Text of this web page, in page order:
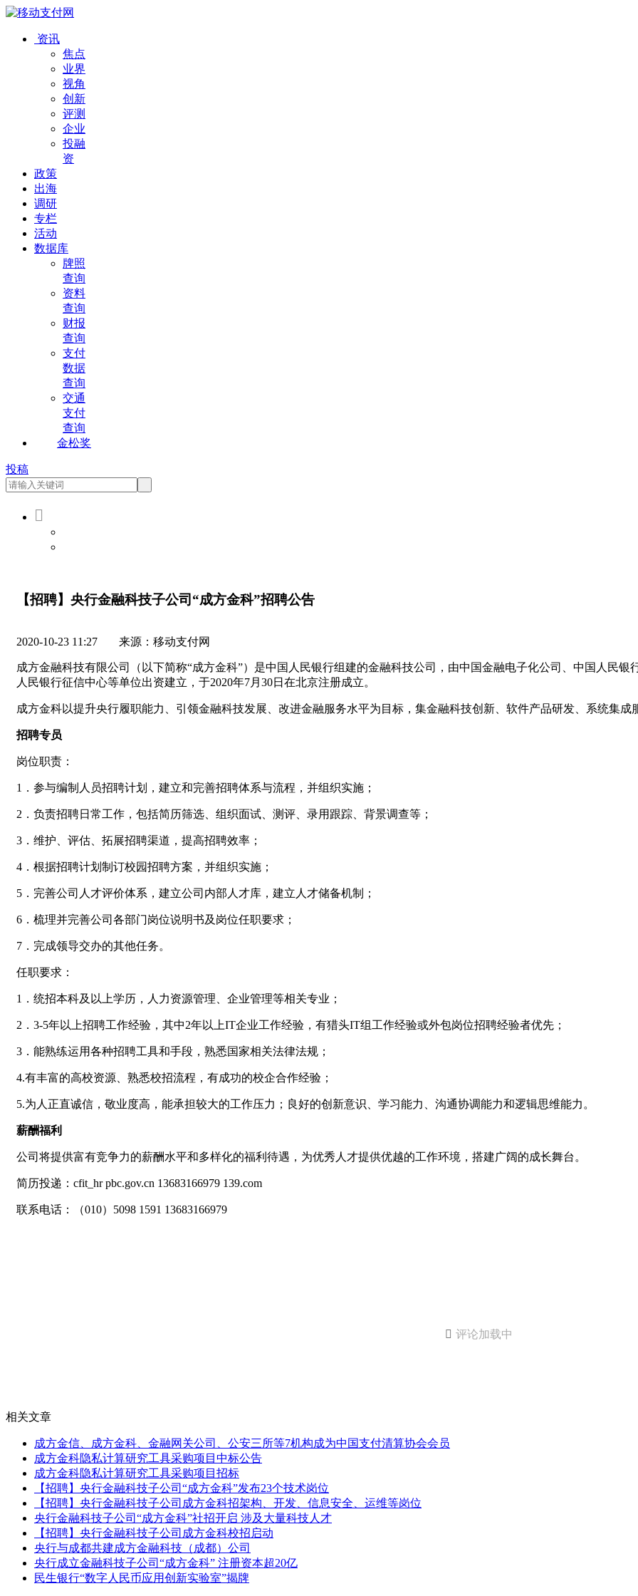
资讯
焦点
业界
视角
创新
评测
企业
投融
资
政策
出海
调研
专栏
活动
数据库
牌照
查询
资料
查询
财报
查询
支付
数据
查询
交通
支付
查询
金松奖
投稿

【招聘】央行金融科技子公司“成方金科”招聘公告
2020-10-23 11:27 来源：移动支付网
成方金融科技有限公司（以下简称“成方金科”）是中国人民银行组建的金融科技公司，由中国金融电子化公司、中国人民
人民银行征信中心等单位出资建立，于2020年7月30日在北京注册成立。
成方金科以提升央行履职能力、引领金融科技发展、改进金融服务水平为目标，集金融科技创新、软件产品研发、系统集成
招聘专员
岗位职责：
1．参与编制人员招聘计划，建立和完善招聘体系与流程，并组织实施；
2．负责招聘日常工作，包括简历筛选、组织面试、测评、录用跟踪、背景调查等；
3．维护、评估、拓展招聘渠道，提高招聘效率；
4．根据招聘计划制订校园招聘方案，并组织实施；
5．完善公司人才评价体系，建立公司内部人才库，建立人才储备机制；
6．梳理并完善公司各部门岗位说明书及岗位任职要求；
7．完成领导交办的其他任务。
任职要求：
1．统招本科及以上学历，人力资源管理、企业管理等相关专业；
2．3-5年以上招聘工作经验，其中2年以上IT企业工作经验，有猎头IT组工作经验或外包岗位招聘经验者优先；
3．能熟练运用各种招聘工具和手段，熟悉国家相关法律法规；
4.有丰富的高校资源、熟悉校招流程，有成功的校企合作经验；
5.为人正直诚信，敬业度高，能承担较大的工作压力；良好的创新意识、学习能力、沟通协调能力和逻辑思维能力。
薪酬福利
公司将提供富有竞争力的薪酬水平和多样化的福利待遇，为优秀人才提供优越的工作环境，搭建广阔的成长舞台。
简历投递：cfit_hr pbc.gov.cn 13683166979 139.com
联系电话：（010）5098 1591 13683166979
 评论加载中
相关文章
成方金信、成方金科、金融网关公司、公安三所等7机构成为中国支付清算协会会员
成方金科隐私计算研究工具采购项目中标公告
成方金科隐私计算研究工具采购项目招标
【招聘】央行金融科技子公司“成方金科”发布23个技术岗位
【招聘】央行金融科技子公司成方金科招架构、开发、信息安全、运维等岗位
央行金融科技子公司“成方金科”社招开启 涉及大量科技人才
【招聘】央行金融科技子公司成方金科校招启动
央行与成都共建成方金融科技（成都）公司
央行成立金融科技子公司“成方金科” 注册资本超20亿
民生银行“数字人民币应用创新实验室”揭牌